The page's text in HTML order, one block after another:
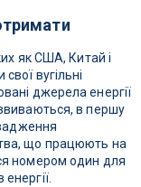
як США, Китай і
вугільні
джерела енергії
в першу
що працюють на
номером один для